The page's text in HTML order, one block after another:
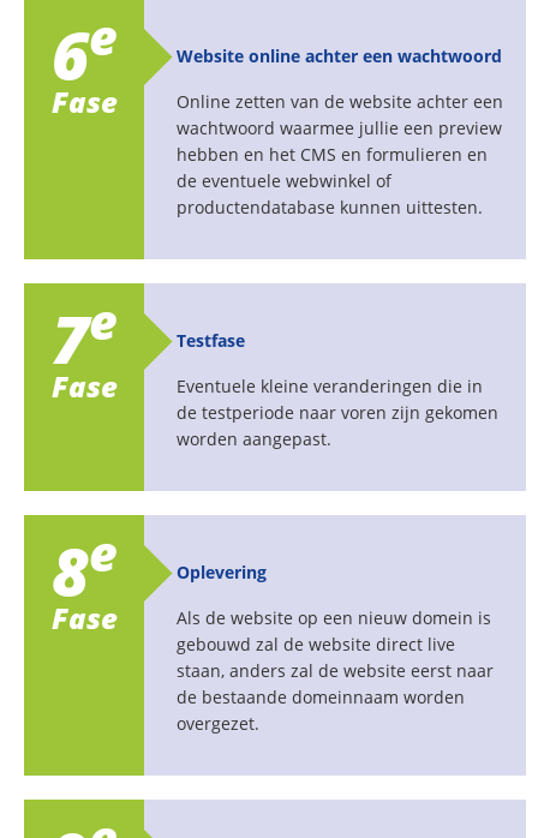
6e
Fase
Website online achter een wachtwoord
Online zetten van de website achter een
wachtwoord waarmee jullie een preview
hebben en het CMS en formulieren en
de eventuele webwinkel of
productendatabase kunnen uittesten.
7e
Fase
Testfase
Eventuele kleine veranderingen die in
de testperiode naar voren zijn gekomen
worden aangepast.
8e
Fase
Oplevering
Als de website op een nieuw domein is
gebouwd zal de website direct live
staan, anders zal de website eerst naar
de bestaande domeinnaam worden
overgezet.